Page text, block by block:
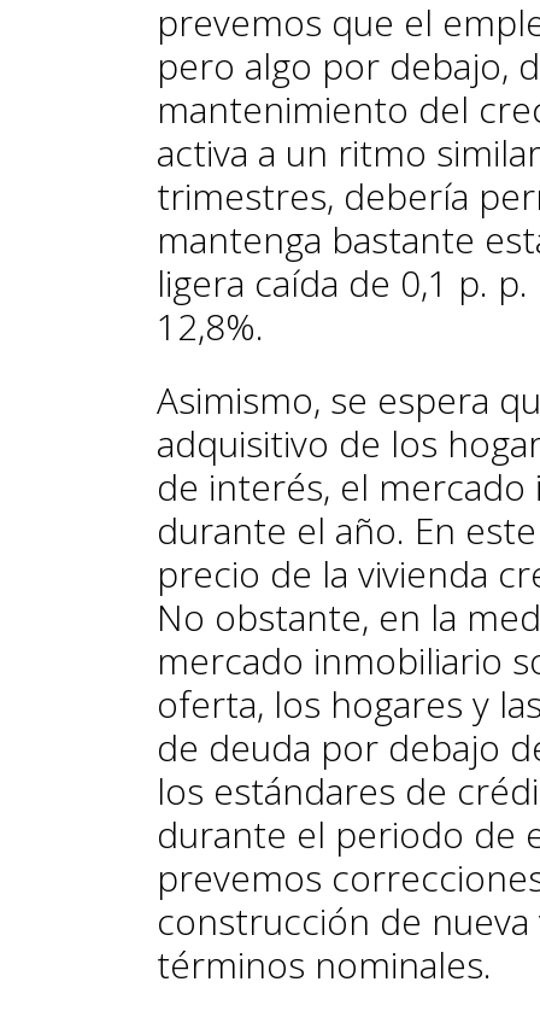
prevemos que el
pero algo por debajo,
mantenimiento del
activa a un ritmo
trimestres, debería
mantenga bastante
ligera caída de 0,1 p.
12,8%.
Asimismo, se espera
adquisitivo de los
de interés, el
durante el año. En
precio de la vivienda
No obstante, en la
mercado inmobiliario
oferta, los hogares y
de deuda por debajo
los estándares de
durante el periodo de
prevemos
construcción de
términos nominales.